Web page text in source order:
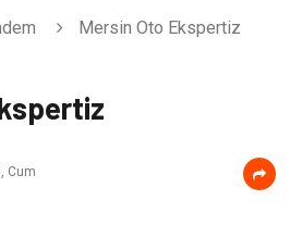
Mersin Oto Ekspertiz
Cum